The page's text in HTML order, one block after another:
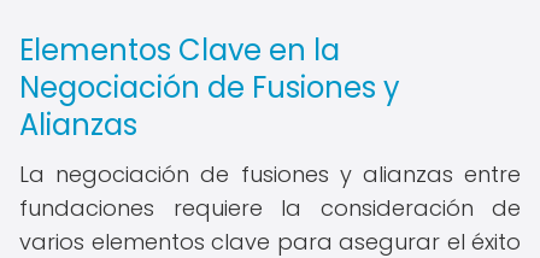
Elementos Clave en la
Negociación de Fusiones y
Alianzas
La negociación de fusiones y alianzas entre
fundaciones requiere la consideración de
varios elementos clave para asegurar el éxito